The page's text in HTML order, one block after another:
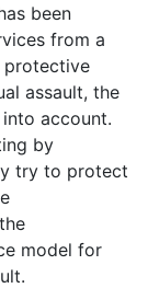
been
from a
protective
assault, the
account.
by
try to protect
model for